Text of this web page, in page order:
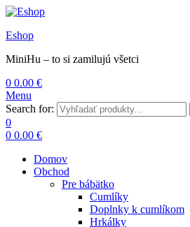
Eshop
MiniHu – to si zamilujú všetci
0 0.00 €
Menu
Search for:
0
0 0.00 €
Domov
Obchod
Pre bábätko
Cumlíky
Doplnky k cumlíkom
Hrkálky